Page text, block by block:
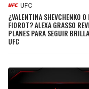
COLTS
JAGUARS
COWBOYS
MAGIC
WIZARDS
CLIPPERS
UFC
¿VALENTINA SHEVCHENKO O
FIOROT? ALEXA GRASSO
PLANES PARA SEGUIR
UFC